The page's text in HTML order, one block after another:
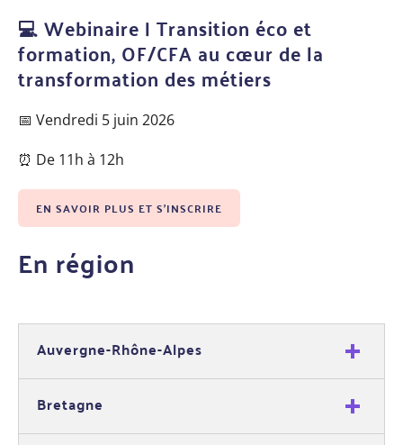
💻 Webinaire | Transition éco et
formation, OF/CFA au cœur de la
transformation des métiers
📅 Vendredi 5 juin 2026
⏰ De 11h à 12h
EN SAVOIR PLUS ET S'INSCRIRE
En région
Auvergne-Rhône-Alpes
Bretagne